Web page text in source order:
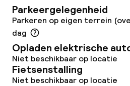
Roomservice
Vroeg ontbijt
Laat ontbijt
Parkeergelegenheid
Parkeren op eigen terrein
dag
Opladen elektrische
Niet beschikbaar op locatie
Fietsenstalling
Niet beschikbaar op locatie